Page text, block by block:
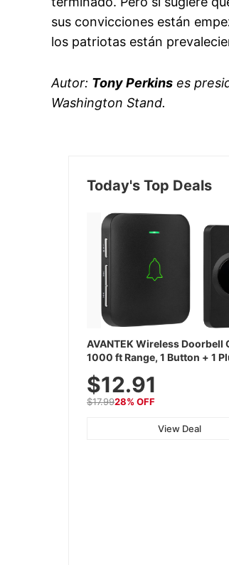
sus convicciones están
los patriotas están
Autor: Tony Perkins es
Washington Stand.
Today's Top Deals
AVANTEK Wireless Doorbell
1000 ft Range, 1 Button + 1
52 Chimes, Waterproof, 3-
Battery
$12.91
$17.9928% OFF
View Deal